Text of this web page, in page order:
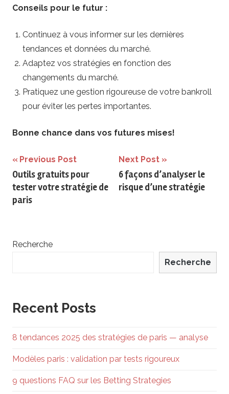
Conseils pour le futur :
Continuez à vous informer sur les dernières
tendances et données du marché.
Adaptez vos stratégies en fonction des
changements du marché.
Pratiquez une gestion rigoureuse de votre bankroll
pour éviter les pertes importantes.
Bonne chance dans vos futures mises!
Navigation
de
l’article
Previous Post
Outils gratuits pour
tester votre stratégie de
paris
Next Post
6 façons d’analyser le
risque d’une stratégie
Recherche
Recherche
Recent Posts
8 tendances 2025 des stratégies de paris — analyse
Modèles paris : validation par tests rigoureux
9 questions FAQ sur les Betting Strategies